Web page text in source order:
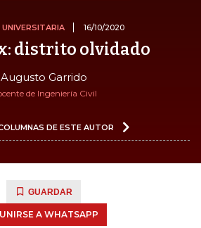
16/10/2020
distrito olvidado
Augusto Garrido
de Ingeniería Civil
DE ESTE AUTOR
GUARDAR
UNIRSE A WHATSAPP